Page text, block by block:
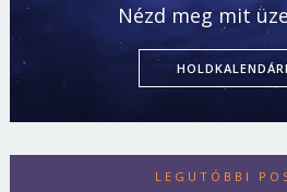
Nézd meg mit
LEGUTÓBBI